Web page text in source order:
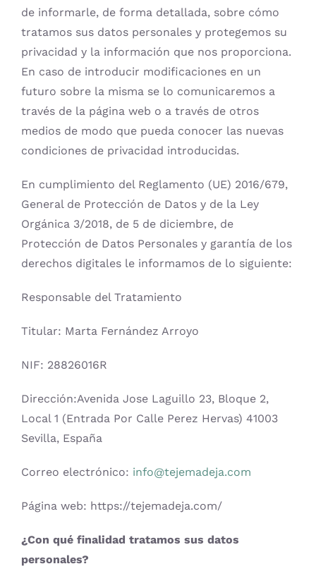
Kits
Mercería
Prendas Handmade
Talleres
Ideas para regalos
Carrito
de informarle, de forma detallada, sobre cómo
tratamos sus datos personales y protegemos su
privacidad y la información que nos proporciona.
En caso de introducir modificaciones en un
futuro sobre la misma se lo comunicaremos a
través de la página web o a través de otros
medios de modo que pueda conocer las nuevas
condiciones de privacidad introducidas.
En cumplimiento del Reglamento (UE) 2016/679,
General de Protección de Datos y de la Ley
Orgánica 3/2018, de 5 de diciembre, de
Protección de Datos Personales y garantía de los
derechos digitales le informamos de lo siguiente:
Responsable del Tratamiento
Titular: Marta Fernández Arroyo
NIF: 28826016R
Dirección:Avenida Jose Laguillo 23, Bloque 2,
Local 1 (Entrada Por Calle Perez Hervas) 41003
Sevilla, España
Correo electrónico: info@tejemadeja.com
Página web: https://tejemadeja.com/
¿Con qué finalidad tratamos sus datos
personales?